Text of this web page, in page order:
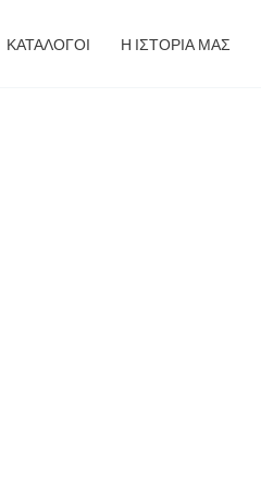
ΚΑΤΑΛΟΓΟΙ Η ΙΣΤΟΡΙΑ ΜΑΣ